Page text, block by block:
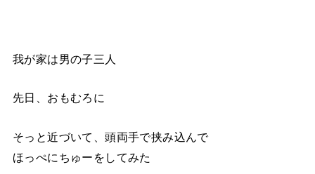
我が家は男の子三人
先日、おもむろに
そっと近づいて、頭両手で挟み込んで
ほっぺにちゅーをしてみた